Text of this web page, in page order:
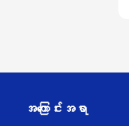
အကြောင်းအရာ